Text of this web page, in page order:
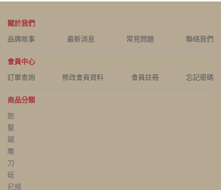
關於我們
品牌故事
最新消息 常見問題 聯絡我們
會員中心
訂單查詢
修改會員資料 會員註冊 忘記密碼
商品分類
鉋
鑿
鋸
雕
刀
砥
尺規